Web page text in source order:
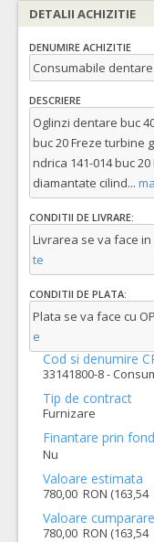
DETALII ACHIZITIE
DENUMIRE ACHIZITIE
Consumabile
DESCRIERE
Oglinzi dentare buc
buc 20 Freze turbine
ndrica 141-014 buc
diamantate cilind...
CONDITII DE LIVRARE:
Livrarea se va face
te
CONDITII DE PLATA:
Plata se va face cu
e
Cod si denumire
33141800-8 -
Tip de contract
Furnizare
Finantare prin
Nu
Valoare estimata
780,00 RON (163,54
Valoare
780,00 RON (163,54